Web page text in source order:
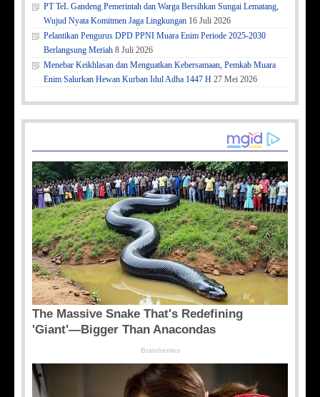
PT TeL Gandeng Pemerintah dan Warga Bersihkan Sungai Lematang,
Wujud Nyata Komitmen Jaga Lingkungan 16 Juli 2026
Pelantikan Pengurus DPD PPNI Muara Enim Periode 2025-2030
Berlangsung Meriah 8 Juli 2026
Menebar Keikhlasan dan Menguatkan Kebersamaan, Pemkab Muara
Enim Salurkan Hewan Kurban Idul Adha 1447 H 27 Mei 2026